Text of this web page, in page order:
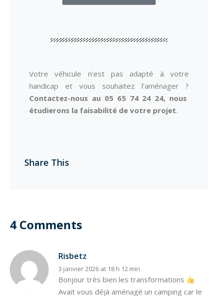
Votre véhicule n’est pas adapté à votre
handicap et vous souhaitez l’aménager ?
Contactez-nous au 05 65 74 24 24, nous
étudierons la faisabilité de votre projet.
Share This
4 Comments
Risbetz
3 janvier 2026 at 18 h 12 min
Bonjour très bien les transformations
Avait vous déjà aménagé un camping car le